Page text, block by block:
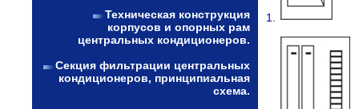
Техническая конструкция
корпусов и опорных рам
центральных кондиционеров.
Секция фильтрации центральных
кондиционеров, принципиальная
схема.
1.